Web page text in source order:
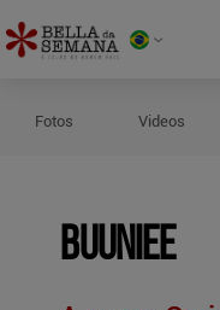
Fotos Videos
Buuniee